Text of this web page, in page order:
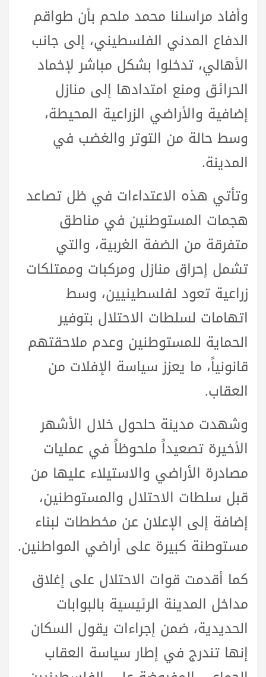
وأفاد مراسلنا محمد ملحم بأن طواقم
الدفاع المدني الفلسطيني، إلى جانب
الأهالي، تدخلوا بشكل مباشر لإخماد
الحرائق ومنع امتدادها إلى منازل
إضافية والأراضي الزراعية المحيطة،
وسط حالة من التوتر والغضب في
المدينة.
وتأتي هذه الاعتداءات في ظل تصاعد
هجمات المستوطنين في مناطق
متفرقة من الضفة الغربية، والتي
تشمل إحراق منازل ومركبات وممتلكات
زراعية تعود لفلسطينيين، وسط
اتهامات لسلطات الاحتلال بتوفير
الحماية للمستوطنين وعدم ملاحقتهم
قانونياً، ما يعزز سياسة الإفلات من
العقاب.
وشهدت مدينة حلحول خلال الأشهر
الأخيرة تصعيداً ملحوظاً في عمليات
مصادرة الأراضي والاستيلاء عليها من
قبل سلطات الاحتلال والمستوطنين،
إضافة إلى الإعلان عن مخططات لبناء
مستوطنة كبيرة على أراضي المواطنين.
كما أقدمت قوات الاحتلال على إغلاق
مداخل المدينة الرئيسية بالبوابات
الحديدية، ضمن إجراءات يقول السكان
إنها تندرج في إطار سياسة العقاب